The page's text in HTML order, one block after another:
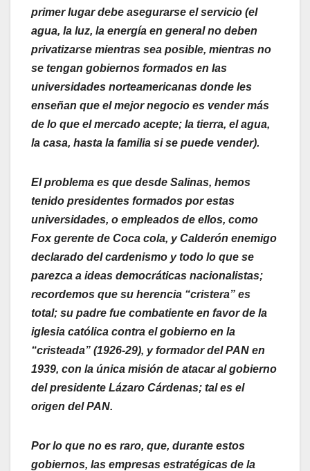
primer lugar debe asegurarse el servicio (el
agua, la luz, la energía en general no deben
privatizarse mientras sea posible, mientras no
se tengan gobiernos formados en las
universidades norteamericanas donde les
enseñan que el mejor negocio es vender más
de lo que el mercado acepte; la tierra, el agua,
la casa, hasta la familia si se puede vender).
El problema es que desde Salinas, hemos
tenido presidentes formados por estas
universidades, o empleados de ellos, como
Fox gerente de Coca cola, y Calderón enemigo
declarado del cardenismo y todo lo que se
parezca a ideas democráticas nacionalistas;
recordemos que su herencia “cristera” es
total; su padre fue combatiente en favor de la
iglesia católica contra el gobierno en la
“cristeada” (1926-29), y formador del PAN en
1939, con la única misión de atacar al gobierno
del presidente Lázaro Cárdenas; tal es el
origen del PAN.
Por lo que no es raro, que, durante estos
gobiernos, las empresas estratégicas de la